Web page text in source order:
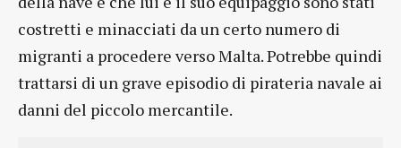
costretti e minacciati da un certo numero di
migranti a procedere verso Malta. Potrebbe quindi
trattarsi di un grave episodio di pirateria navale ai
danni del piccolo mercantile.